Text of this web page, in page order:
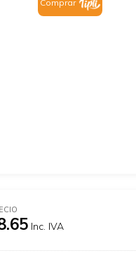
Comprar
Inc. IVA